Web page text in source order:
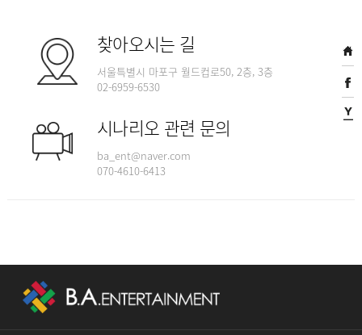
찾아오시는 길
서울특별시 마포구 월드컵로50, 2층, 3층
02-6959-6530
시나리오 관련 문의
ba_ent@naver.com
070-4610-6413